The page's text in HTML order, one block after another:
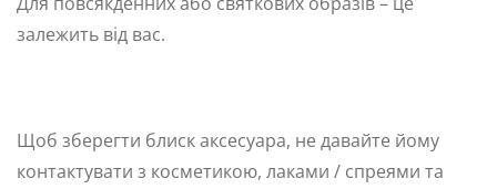
залежить від вас.
Щоб зберегти блиск аксесуара, не давайте йому
контактувати з косметикою, лаками / спреями та